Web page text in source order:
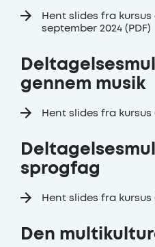
Hent slides fra kursus
september 2024 (PDF)
gennem musik
Hent slides fra kursus
sprogfag
Hent slides fra kursus
Den